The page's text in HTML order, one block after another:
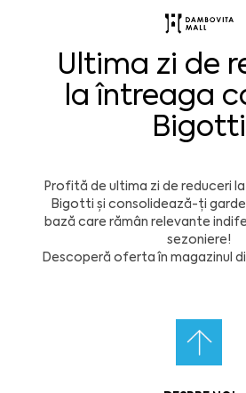
Ultima zi de
la întreaga
Bigotti
Profită de ultima zi de reduceri
Bigotti și consolidează-ți
bază care rămân relevante
sezoniere!
Descoperă oferta în magazinul